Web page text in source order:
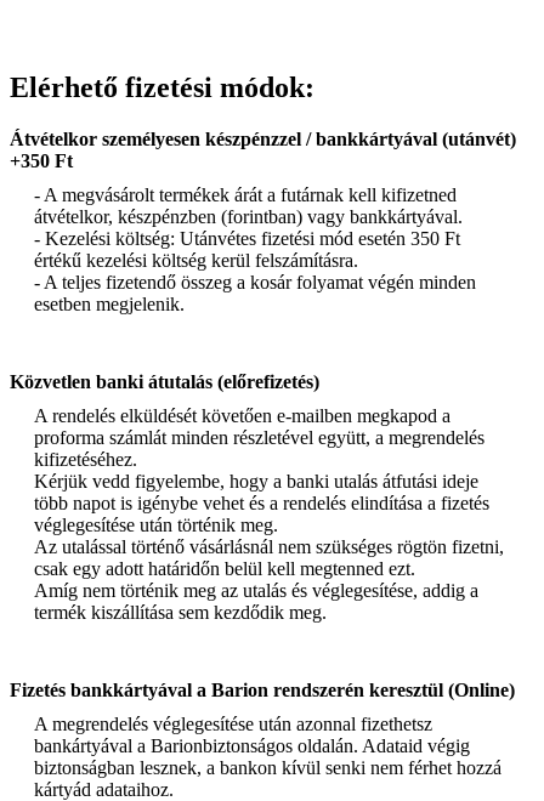
Elérhető fizetési módok:
Átvételkor személyesen készpénzzel / bankkártyával (utánvét)
+350 Ft
- A megvásárolt termékek árát a futárnak kell kifizetned
átvételkor, készpénzben (forintban) vagy bankkártyával.
- Kezelési költség: Utánvétes fizetési mód esetén 350 Ft
értékű kezelési költség kerül felszámításra.
- A teljes fizetendő összeg a kosár folyamat végén minden
esetben megjelenik.
Közvetlen banki átutalás (előrefizetés)
A rendelés elküldését követően e-mailben megkapod a
proforma számlát minden részletével együtt, a megrendelés
kifizetéséhez.
Kérjük vedd figyelembe, hogy a banki utalás átfutási ideje
több napot is igénybe vehet és a rendelés elindítása a fizetés
véglegesítése után történik meg.
Az utalással történő vásárlásnál nem szükséges rögtön fizetni,
csak egy adott határidőn belül kell megtenned ezt.
Amíg nem történik meg az utalás és véglegesítése, addig a
termék kiszállítása sem kezdődik meg.
Fizetés bankkártyával a Barion rendszerén keresztül (Online)
A megrendelés véglegesítése után azonnal fizethetsz
bankártyával a Barionbiztonságos oldalán. Adataid végig
biztonságban lesznek, a bankon kívül senki nem férhet hozzá
kártyád adataihoz.